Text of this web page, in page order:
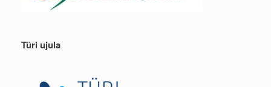
Türi ujula